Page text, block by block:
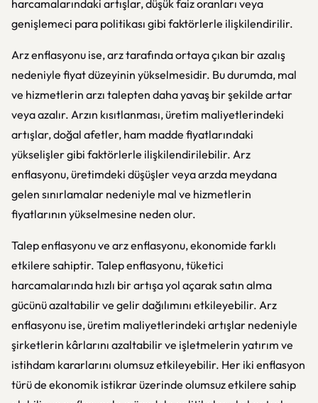
harcamalarındaki artışlar, düşük faiz oranları veya
genişlemeci para politikası gibi faktörlerle ilişkilendirilir.
Arz enflasyonu ise, arz tarafında ortaya çıkan bir azalış
nedeniyle fiyat düzeyinin yükselmesidir. Bu durumda, mal
ve hizmetlerin arzı talepten daha yavaş bir şekilde artar
veya azalır. Arzın kısıtlanması, üretim maliyetlerindeki
artışlar, doğal afetler, ham madde fiyatlarındaki
yükselişler gibi faktörlerle ilişkilendirilebilir. Arz
enflasyonu, üretimdeki düşüşler veya arzda meydana
gelen sınırlamalar nedeniyle mal ve hizmetlerin
fiyatlarının yükselmesine neden olur.
Talep enflasyonu ve arz enflasyonu, ekonomide farklı
etkilere sahiptir. Talep enflasyonu, tüketici
harcamalarında hızlı bir artışa yol açarak satın alma
gücünü azaltabilir ve gelir dağılımını etkileyebilir. Arz
enflasyonu ise, üretim maliyetlerindeki artışlar nedeniyle
şirketlerin kârlarını azaltabilir ve işletmelerin yatırım ve
istihdam kararlarını olumsuz etkileyebilir. Her iki enflasyon
türü de ekonomik istikrar üzerinde olumsuz etkilere sahip